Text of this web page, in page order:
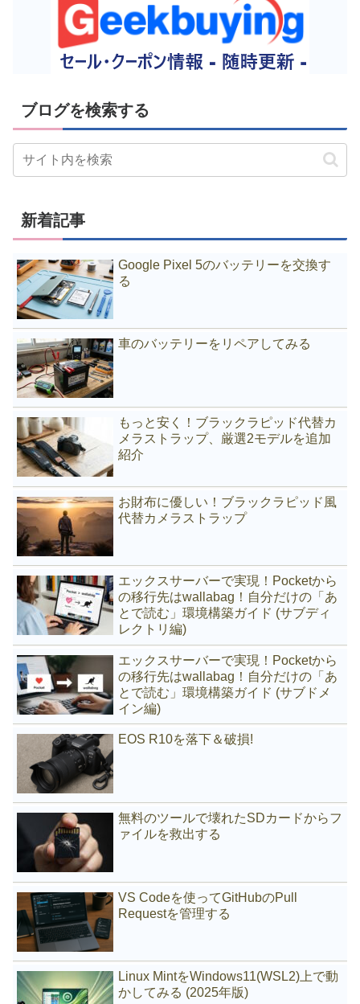
ブログを検索する
新着記事
Google Pixel 5のバッテリーを交換す
る
車のバッテリーをリペアしてみる
もっと安く！ブラックラピッド代替カ
メラストラップ、厳選2モデルを追加
紹介
お財布に優しい！ブラックラピッド風
代替カメラストラップ
エックスサーバーで実現！Pocketから
の移行先はwallabag！自分だけの「あ
とで読む」環境構築ガイド (サブディ
レクトリ編)
エックスサーバーで実現！Pocketから
の移行先はwallabag！自分だけの「あ
とで読む」環境構築ガイド (サブドメ
イン編)
EOS R10を落下＆破損!
無料のツールで壊れたSDカードからフ
ァイルを救出する
VS Codeを使ってGitHubのPull
Requestを管理する
Linux MintをWindows11(WSL2)上で動
かしてみる (2025年版)